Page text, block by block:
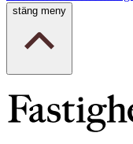
stäng meny